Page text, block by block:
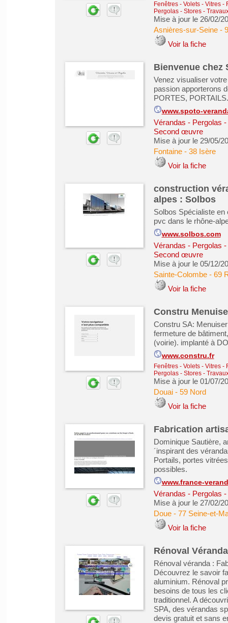
Fenêtres - Volets - Vitres -
Pergolas - Stores-
Mise à jour le 26/02/
Asnières-sur-Seine-
Voir la fiche
Bienvenue chez
Venez visualiser
passion apporterons
PORTES,
www.spoto-
Vérandas - Pergolas
Second œuvre
Mise à jour le 29/05/
Fontaine- 38 Isère
Voir la fiche
construction
alpes : Solbos
Solbos Spécialiste
pvc dans le rhône-
www.solbos.com
Vérandas - Pergolas
Second œuvre
Mise à jour le 05/12/
Sainte-Colombe- 69
Voir la fiche
Constru
Constru SA:
fermeture de
(voirie). implanté à
www.constru.fr
Fenêtres - Volets - Vitres -
Pergolas - Stores-
Mise à jour le 01/07/
Douai- 59 Nord
Voir la fiche
Fabrication
Dominique Sautière,
´inspirant des
Portails, portes
possibles.
www.france-
Vérandas - Pergolas
Mise à jour le 27/02/
Doue- 77 Seine-et-
Voir la fiche
Rénoval
Rénoval véranda :
Découvrez le savoir
aluminium. Rénoval
besoins de tous les
traditionnel. A
SPA, des vérandas
devis gratuit et sans